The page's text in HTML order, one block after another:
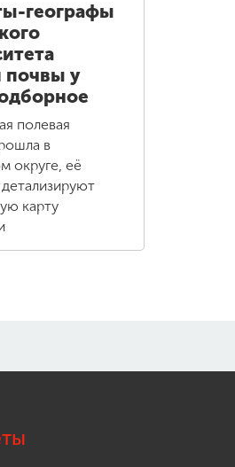
географы
почвы у
полевая
в
округе, её
детализируют
карту